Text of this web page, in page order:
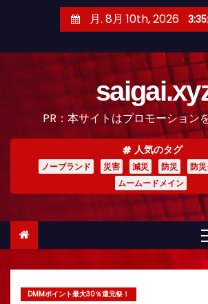
月. 8月 10th, 2026
PR：本サイトはプロモーション
人気のタグ
ノーブランド 災害 減災 防災 防
ムームードメイン
DMMポイント最大30％還元祭！